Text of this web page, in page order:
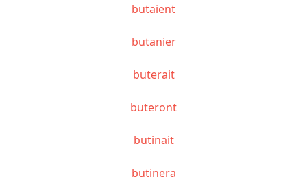
butaient
butanier
buterait
buteront
butinait
butinera